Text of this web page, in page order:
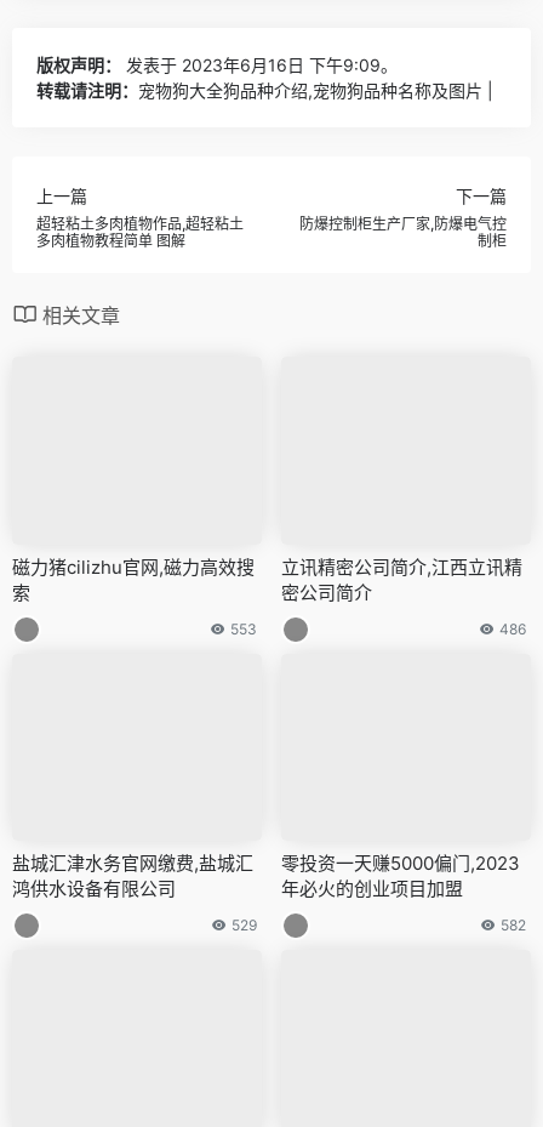
版权声明：
发表于 2023年6月16日 下午9:09。
转载请注明： 宠物狗大全狗品种介绍,宠物狗品种名称及图片 |
上一篇
超轻粘土多肉植物作品,超轻粘土
多肉植物教程简单 图解
下一篇
防爆控制柜生产厂家,防爆电气控
制柜
相关文章
磁力猪cilizhu官网,磁力高效搜
索
553
立讯精密公司简介,江西立讯精
密公司简介
486
盐城汇津水务官网缴费,盐城汇
鸿供水设备有限公司
529
零投资一天赚5000偏门,2023
年必火的创业项目加盟
582